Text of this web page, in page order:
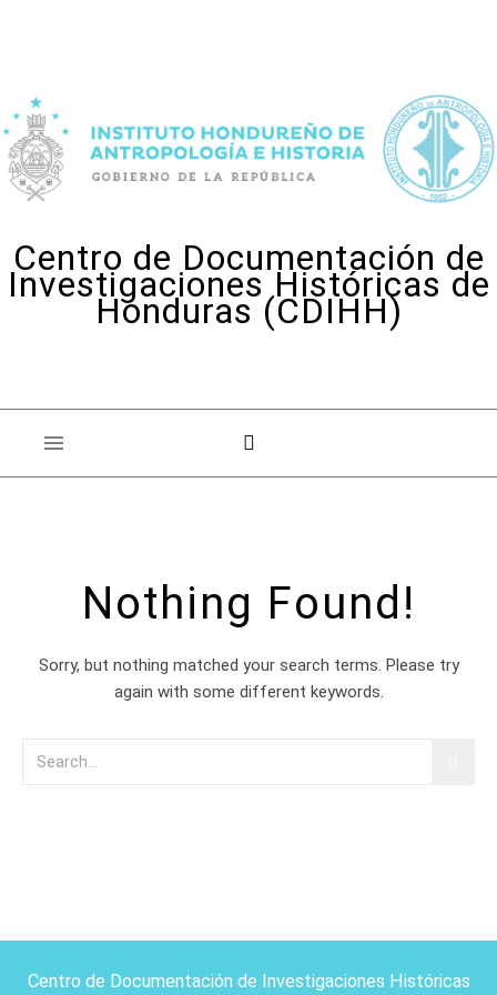
Centro de Documentación de
Investigaciones Históricas de
Honduras (CDIHH)
Nothing Found!
Sorry, but nothing matched your search terms. Please try
again with some different keywords.
Centro de Documentación de Investigaciones Históricas